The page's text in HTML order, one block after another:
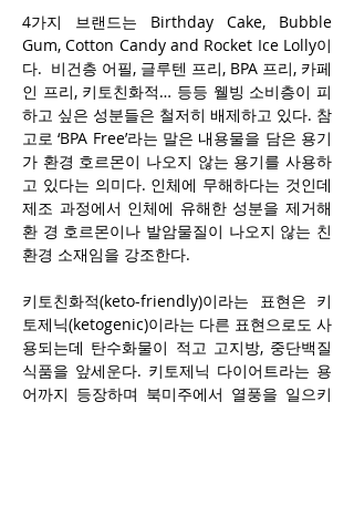
4가지 브랜드는 Birthday Cake, Bubble
Gum, Cotton Candy and Rocket Ice Lolly이
다.  비건층 어필, 글루텐 프리, BPA 프리, 카페
인 프리, 키토친화적… 등등 웰빙 소비층이 피
하고 싶은 성분들은 철저히 배제하고 있다. 참
고로 ‘BPA Free’라는 말은 내용물을 담은 용기
가 환경 호르몬이 나오지 않는 용기를 사용하
고 있다는 의미다. 인체에 무해하다는 것인데
제조 과정에서 인체에 유해한 성분을 제거해
환 경 호르몬이나 발암물질이 나오지 않는 친
환경 소재임을 강조한다.
키토친화적(keto-friendly)이라는 표현은 키
토제닉(ketogenic)이라는 다른 표현으로도 사
용되는데 탄수화물이 적고 고지방, 중단백질
식품을 앞세운다. 키토제닉 다이어트라는 용
어까지 등장하며 북미주에서 열풍을 일으키